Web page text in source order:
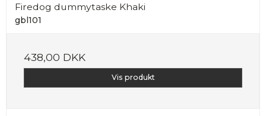
Firedog dummytaske Khaki
gbl101
438,00 DKK
Vis produkt